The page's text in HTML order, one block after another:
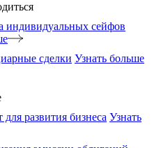
индивидуальных сейфов
сделки Узнать больше
для развития бизнеса Узнать